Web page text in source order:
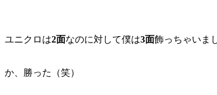
ユニクロは2面なのに対して僕は3面飾っちゃいま
か、勝った（笑）